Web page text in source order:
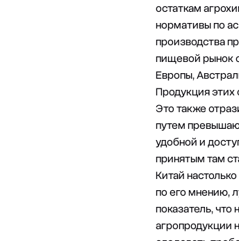
остаткам
нормативы по
производства
пищевой рынок
Европы,
Продукция этих
Это также
путем
удобной и
принятым там
Китай
по его мнению,
показатель,
агропродукции